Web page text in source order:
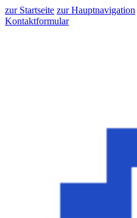
zur Startseite zur Hauptnavigation
Kontaktformular